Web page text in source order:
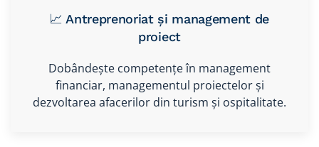
📈 Antreprenoriat și management de
proiect
Dobândește competențe în management
financiar, managementul proiectelor și
dezvoltarea afacerilor din turism și ospitalitate.